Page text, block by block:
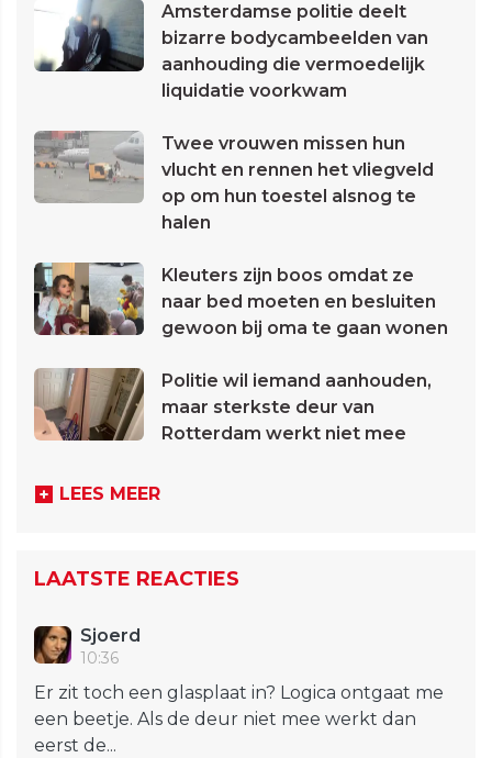
Amsterdamse politie deelt
bizarre bodycambeelden van
aanhouding die vermoedelijk
liquidatie voorkwam
Twee vrouwen missen hun
vlucht en rennen het vliegveld
op om hun toestel alsnog te
halen
Kleuters zijn boos omdat ze
naar bed moeten en besluiten
gewoon bij oma te gaan wonen
Politie wil iemand aanhouden,
maar sterkste deur van
Rotterdam werkt niet mee
LEES MEER
LAATSTE REACTIES
Sjoerd
10:36
Er zit toch een glasplaat in? Logica ontgaat me
een beetje. Als de deur niet mee werkt dan
eerst de...